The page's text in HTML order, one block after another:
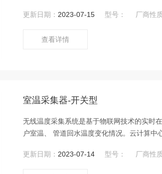
更新日期： 2023-07-15 型号： 厂商性
查看详情
室温采集器-开关型
无线温度采集系统是基于物联网技术的实时
户室温、 管道回水温度变化情况。云计算中
提升企业经济和社会效益。
更新日期： 2023-07-14 型号： 厂商性